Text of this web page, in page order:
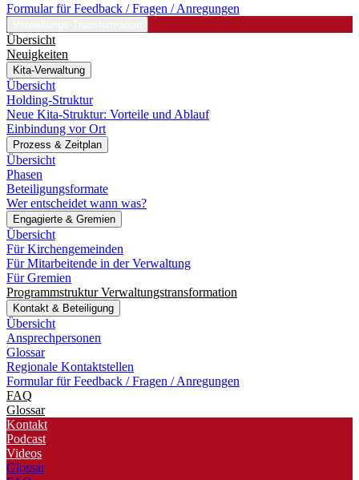
Formular für Feedback / Fragen / Anregungen
Übersicht
Neuigkeiten
Kita-Verwaltung
Übersicht
Holding-Struktur
Neue Kita-Struktur: Vorteile und Ablauf
Einbindung vor Ort
Prozess & Zeitplan
Übersicht
Phasen
Beteiligungsformate
Wer entscheidet wann was?
Engagierte & Gremien
Übersicht
Für Kirchengemeinden
Für Mitarbeitende in der Verwaltung
Für Gremien
Programmstruktur Verwaltungstransformation
Kontakt & Beteiligung
Übersicht
Ansprechpersonen
Glossar
Regionale Kontaktstellen
Formular für Feedback / Fragen / Anregungen
FAQ
Glossar
Kontakt
Podcast
Videos
Glossar